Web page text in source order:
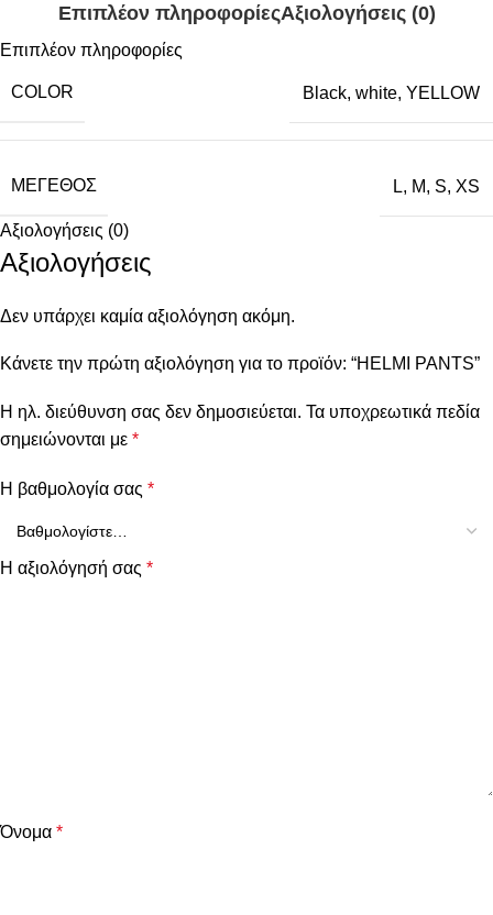
Επιπλέον πληροφορίεςΑξιολογήσεις (0)
Επιπλέον πληροφορίες
COLOR Black, white, YELLOW
ΜΈΓΕΘΟΣ L, M, S, XS
Αξιολογήσεις (0)
Αξιολογήσεις
Δεν υπάρχει καμία αξιολόγηση ακόμη.
Κάνετε την πρώτη αξιολόγηση για το προϊόν: “HELMI PANTS”
Η ηλ. διεύθυνση σας δεν δημοσιεύεται. Τα υποχρεωτικά πεδία
σημειώνονται με *
Η βαθμολογία σας *
Η αξιολόγησή σας *
Όνομα *